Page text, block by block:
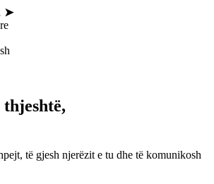
➤
të gjesh njerëzit e tu dhe të komunikosh